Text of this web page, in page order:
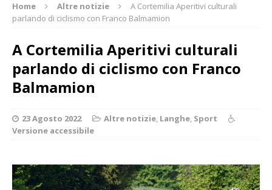
Home Altre notizie
A Cortemilia Aperitivi culturali
parlando di ciclismo con Franco Balmamion
A Cortemilia Aperitivi culturali
parlando di ciclismo con Franco
Balmamion
23 Agosto 2022 Altre notizie, Langhe, Sport
Versione accessibile